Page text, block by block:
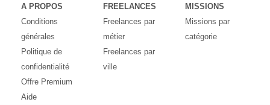
A PROPOS
Conditions
générales
Politique de
confidentialité
Offre Premium
Aide
FREELANCES
Freelances par
métier
Freelances par
ville
MISSIONS
Missions par
catégorie